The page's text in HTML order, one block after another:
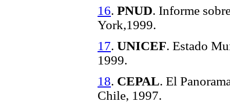
16. PNUD. Informe
York,1999.
17. UNICEF. Estado
1999.
18. CEPAL. El
Chile, 1997.